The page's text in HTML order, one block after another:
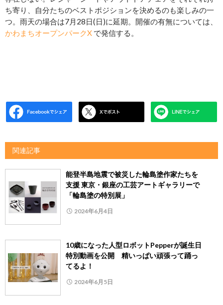
ち寄り、自分たちのベストポジションを決めるのも楽しみの一
つ。雨天の場合は7月28日(日)に延期。開催の有無については、
かわまちオープンパークX で発信する。
関連記事
能登半島地震で被災した輪島塗作家たちを
支援 東京・銀座の工芸アートギャラリーで
「輪島塗の特別展」
2024年6月4日
10歳になった人型ロボットPepperが誕生日
特別動画を公開 精いっぱい頑張って踊っ
てるよ！
2024年6月5日